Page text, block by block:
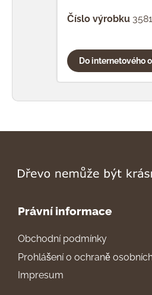
Číslo výrobku
Do internetového
Právní informace
Obchodní podmínky
Prohlášení o ochraně
Impresum